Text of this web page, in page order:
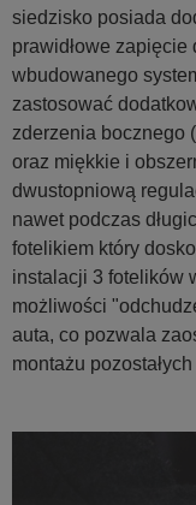
siedzisko posiada
prawidłowe
wbudowanego
zastosować
zderzenia bocznego
oraz miękkie i
dwustopniową
nawet podczas
fotelikiem który
instalacji 3 fotelików
możliwości
auta, co pozwala
montażu pozostałych